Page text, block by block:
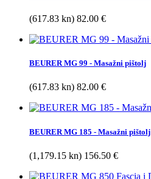
(617.83 kn) 82.00 €
BEURER MG 99 - Masažni pištolj
(617.83 kn) 82.00 €
BEURER MG 185 - Masažni pištolj
(1,179.15 kn) 156.50 €